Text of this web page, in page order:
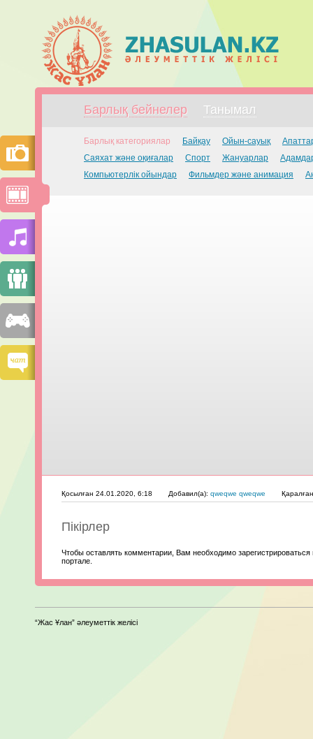
Барлық бейнелер Танымал
Барлық категориялар Байқау Ойын-сауық
Саяхат және оқиғалар
Спорт Жануарлар
Компьютерлік ойындар
Фильмдер және анимация
Қосылған 24.01.2020, 6:18 Добавил(а): qweqwe qweqwe
Пікірлер
Чтобы оставлять комментарии, Вам необходимо зарегистрироваться
портале.
“Жас Ұлан” әлеуметтік желісі